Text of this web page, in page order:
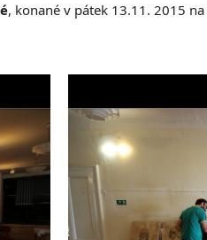
, konané v pátek 13.11. 2015 na